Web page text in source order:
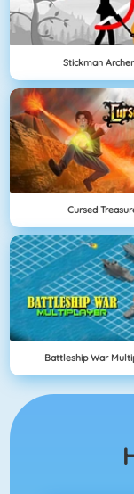
Stickman
Cursed
Battleship War